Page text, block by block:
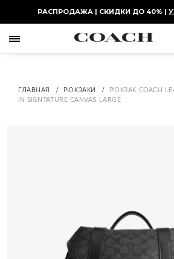
РАСПРОДАЖА | СКИДКИ ДО 40% |
ГЛАВНАЯ / РЮКЗАКИ /
РЮКЗАК COACH
IN SIGNTATURE CANVAS LARGE